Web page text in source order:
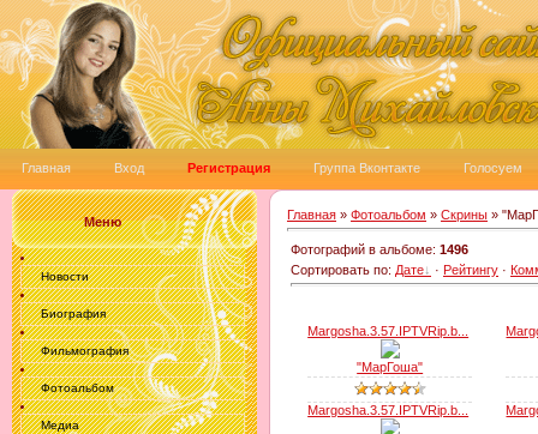
Главная Вход Регистрация Группа Вконтакте Голосуем
Меню
Новости
Биография
Фильмография
Фотоальбом
Медиа
Главная » Фотоальбом » Скрины »
Фотографий в альбоме: 1496
Сортировать по: Дате · Рейтингу ·
Margosha.3.57.IPTVRip.b...
"МарГоша"
Margosha.3.57.IPTVRip.b...